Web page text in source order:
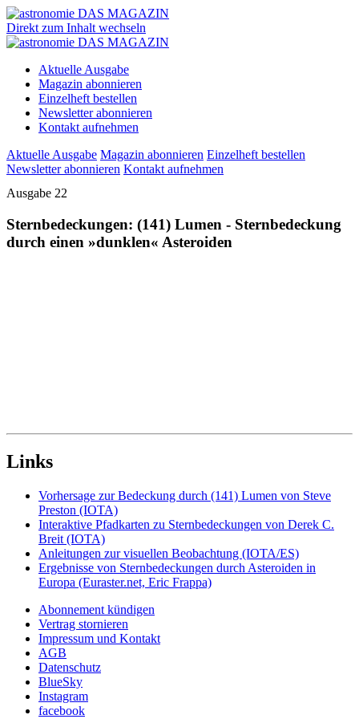
Direkt zum Inhalt wechseln
Aktuelle Ausgabe
Magazin abonnieren
Einzelheft bestellen
Newsletter abonnieren
Kontakt aufnehmen
Aktuelle Ausgabe Magazin abonnieren Einzelheft bestellen
Newsletter abonnieren Kontakt aufnehmen
Ausgabe 22
Sternbedeckungen: (141) Lumen - Sternbedeckung
durch einen »dunklen« Asteroiden
Links
Vorhersage zur Bedeckung durch (141) Lumen von Steve
Preston (IOTA)
Interaktive Pfadkarten zu Sternbedeckungen von Derek C.
Breit (IOTA)
Anleitungen zur visuellen Beobachtung (IOTA/ES)
Ergebnisse von Sternbedeckungen durch Asteroiden in
Europa (Euraster.net, Eric Frappa)
Abonnement kündigen
Vertrag stornieren
Impressum und Kontakt
AGB
Datenschutz
BlueSky
Instagram
facebook